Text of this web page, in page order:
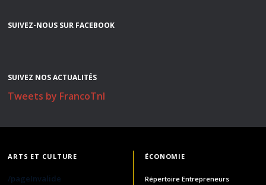
SUIVEZ-NOUS SUR FACEBOOK
SUIVEZ NOS ACTUALITÉS
Tweets by FrancoTnl
ARTS ET CULTURE
/pageInvalide
ÉCONOMIE
Répertoire Entrepreneurs